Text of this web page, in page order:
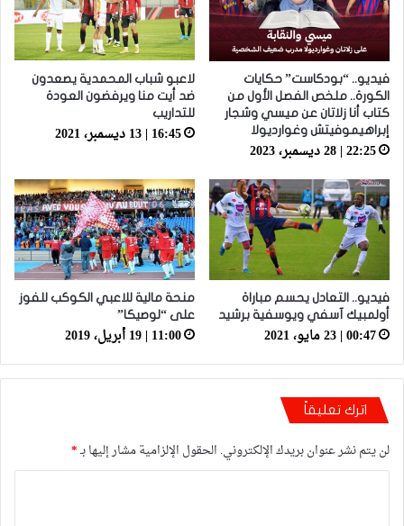
فيديو.. “بودكاست” حكايات
الكورة.. ملخص الفصل الأول من
كتاب أنا زلاتان عن ميسي وشجار
إبراهيموفيتش وغوارديولا
22:25 | 28 ديسمبر، 2023
لاعبو شباب المحمدية يصعدون
ضد أيت منا ويرفضون العودة
للتداريب
16:45 | 13 ديسمبر، 2021
فيديو.. التعادل يحسم مباراة
أولمبيك آسفي ويوسفية برشيد
00:47 | 23 مايو، 2021
منحة مالية للاعبي الكوكب للفوز
على “لوصيكا”
11:00 | 19 أبريل، 2019
اترك تعليقاً
لن يتم نشر عنوان بريدك الإلكتروني. الحقول الإلزامية مشار إليها بـ*